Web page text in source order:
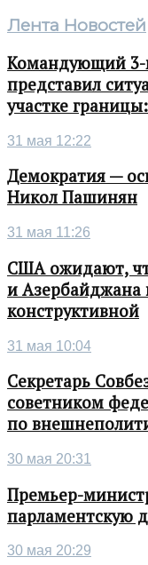
Лента Новостей
Командующий 3-
представил
участке
31 мая 12:22
Демократия —
Никол Пашинян
31 мая 11:26
США ожидают,
и Азербайджана
конструктивной
31 мая 10:04
Секретарь
советником
по
30 мая 20:31
Премьер-
парламентскую
30 мая 20:29